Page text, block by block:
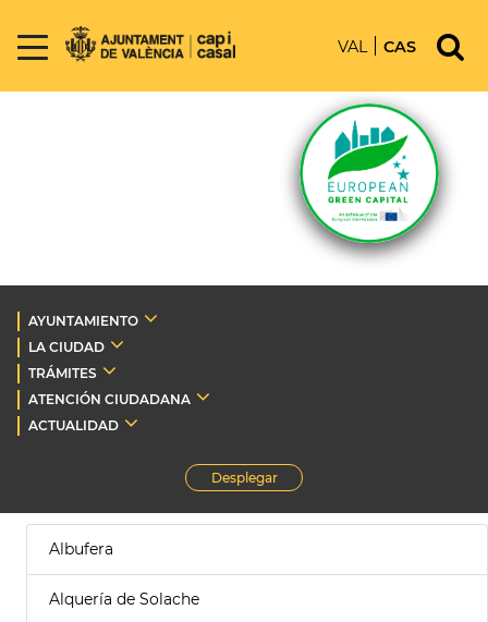
VAL CAS
AYUNTAMIENTO
LA CIUDAD
TRÁMITES
ATENCIÓN CIUDADANA
ACTUALIDAD
Desplegar
Albufera
Alquería de Solache